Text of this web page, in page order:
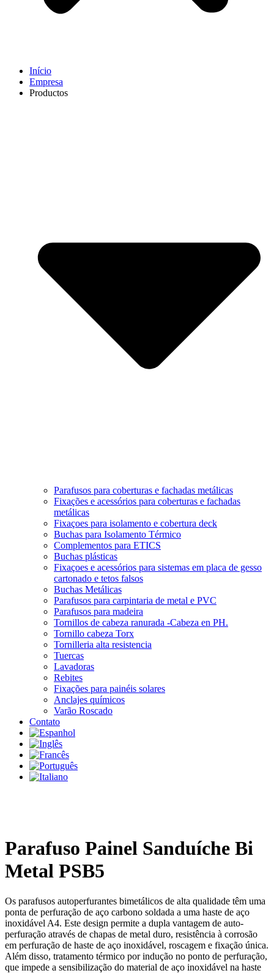
Início
Empresa
Productos
Parafusos para coberturas e fachadas metálicas
Fixações e acessórios para coberturas e fachadas
metálicas
Fixaçoes para isolamento e cobertura deck
Buchas para Isolamento Térmico
Complementos para ETICS
Buchas plásticas
Fixaçoes e acessórios para sistemas em placa de gesso
cartonado e tetos falsos
Buchas Metálicas
Parafusos para carpintaria de metal e PVC
Parafusos para madeira
Tornillos de cabeza ranurada -Cabeza en PH.
Tornillo cabeza Torx
Tornilleria alta resistencia
Tuercas
Lavadoras
Rebites
Fixações para painéis solares
Anclajes químicos
Varão Roscado
Contato
Parafuso Painel Sanduíche Bi
Metal PSB5
Os parafusos autoperfurantes bimetálicos de alta qualidade têm uma
ponta de perfuração de aço carbono soldada a uma haste de aço
inoxidável A4. Este design permite a dupla vantagem de auto-
perfuração através de chapas de metal duro, resistência à corrosão
em perfuração de haste de aço inoxidável, roscagem e fixação única.
Além disso, tratamento térmico por indução no ponto de perfuração,
que impede a sensibilização do material de aço inoxidável na haste